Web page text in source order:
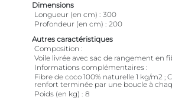
Dimensions
Longueur (en cm)
300
Profondeur (en cm)
200
Autres caractéristiques
Composition
Voile livrée avec sac de rangement en
Informations complémentaires
Fibre de coco 100% naturelle 1 kg/m2 ;
renfort terminée par une boucle à
Poids (en kg)
8